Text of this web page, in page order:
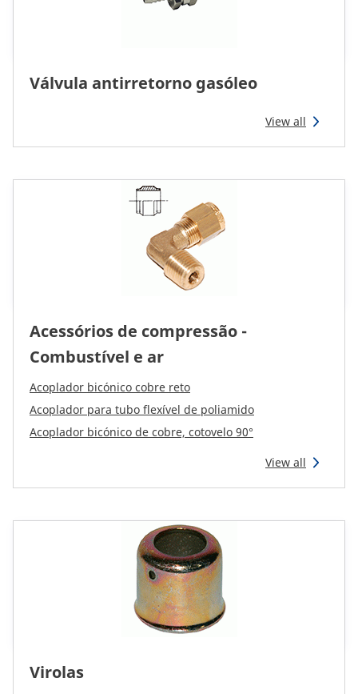
Válvula antirretorno gasóleo
View all
Acessórios de compressão -
Combustível e ar
Acoplador bicónico cobre reto
Acoplador para tubo flexível de poliamido
Acoplador bicónico de cobre, cotovelo 90°
View all
Virolas